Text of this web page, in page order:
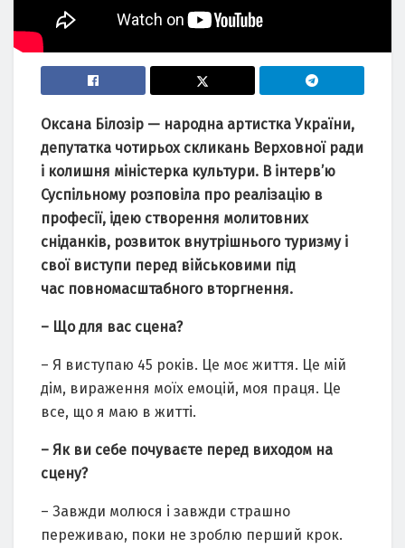
Оксана Білозір — народна артистка України,
депутатка чотирьох скликань Верховної ради
і колишня міністерка культури. В інтерв’ю
Суспільному розповіла про реалізацію в
професії, ідею створення молитовних
сніданків, розвиток внутрішнього туризму і
свої виступи перед військовими під
час повномасштабного вторгнення.
– Що для вас сцена?
– Я виступаю 45 років. Це моє життя. Це мій
дім, вираження моїх емоцій, моя праця. Це
все, що я маю в житті.
– Як ви себе почуваєте перед виходом на
сцену?
– Завжди молюся і завжди страшно
переживаю, поки не зроблю перший крок.